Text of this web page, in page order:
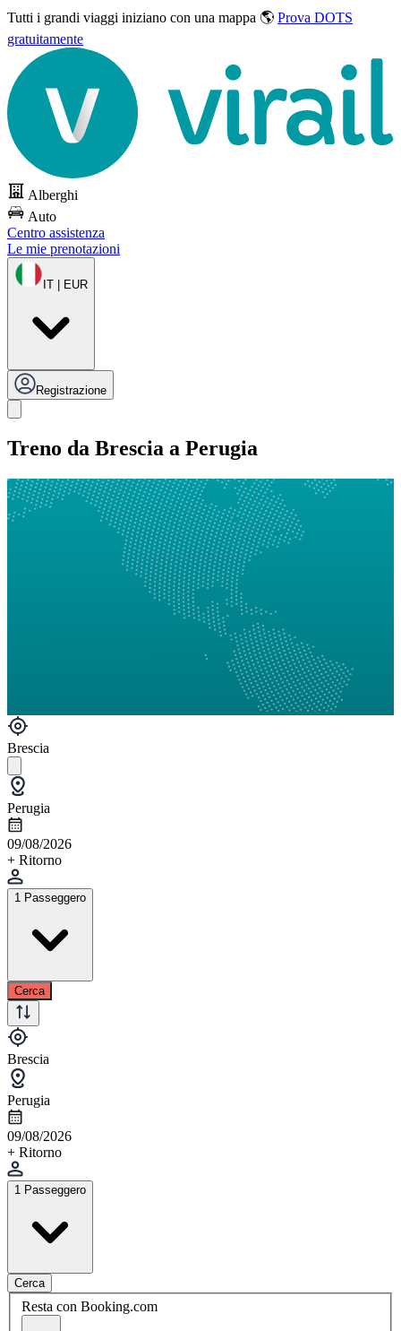
Tutti i grandi viaggi iniziano con una mappa 🌎 Prova DOTS
gratuitamente
Alberghi
Auto
Centro assistenza
Le mie prenotazioni
IT | EUR
Registrazione
Treno da Brescia a Perugia
Brescia
Perugia
09/08/2026
+ Ritorno
1 Passeggero
Cerca
Brescia
Perugia
09/08/2026
+ Ritorno
1 Passeggero
Cerca
Resta con Booking.com